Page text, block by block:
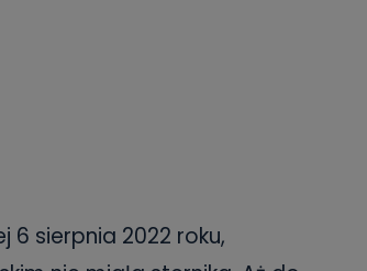
6 sierpnia 2022 roku,